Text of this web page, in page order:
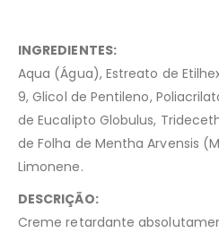
INGREDIENTES:
Aqua (Água), Estreato de
9, Glicol de Pentileno,
de Eucalipto Globulus,
de Folha de Mentha Arvensis
Limonene.
DESCRIÇÃO:
Creme retardante